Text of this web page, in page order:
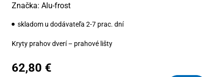
Značka: Alu-frost
skladom u dodávateľa 2-7 prac. dní
Kryty prahov dverí – prahové lišty
62,80 €